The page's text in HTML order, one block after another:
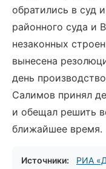
обратились в суд
районного суда и
незаконных
вынесена
день
Салимов принял
и обещал решить
ближайшее время.
Источники: РИА